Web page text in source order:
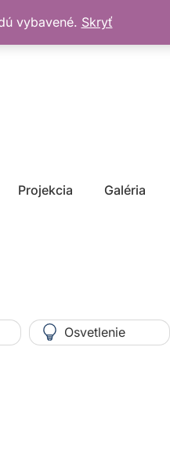
vybavené. Skryť
Projekcia Galéria
Osvetlenie